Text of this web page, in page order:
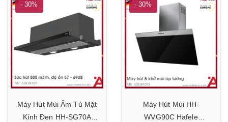
- 30%
Máy Hút Mùi Âm Tủ Mặt
Kính Đen HH-SG70A
- 30%
Máy Hút Mùi HH-
WVG90C Hafele